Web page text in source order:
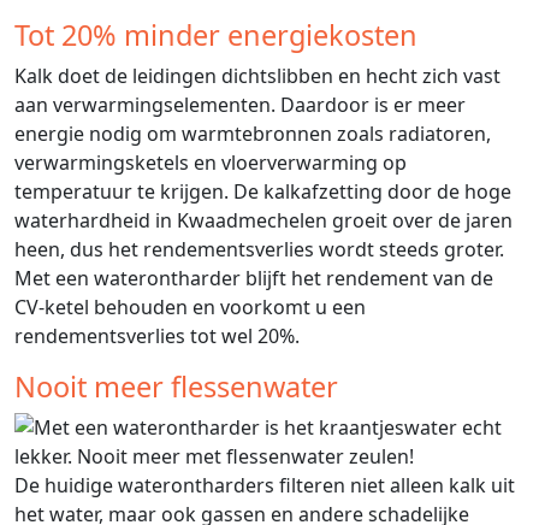
Tot 20% minder energiekosten
Kalk doet de leidingen dichtslibben en hecht zich vast
aan verwarmingselementen. Daardoor is er meer
energie nodig om warmtebronnen zoals radiatoren,
verwarmingsketels en vloerverwarming op
temperatuur te krijgen. De kalkafzetting door de hoge
waterhardheid in Kwaadmechelen groeit over de jaren
heen, dus het rendementsverlies wordt steeds groter.
Met een waterontharder blijft het rendement van de
CV-ketel behouden en voorkomt u een
rendementsverlies tot wel 20%.
Nooit meer flessenwater
De huidige waterontharders filteren niet alleen kalk uit
het water, maar ook gassen en andere schadelijke